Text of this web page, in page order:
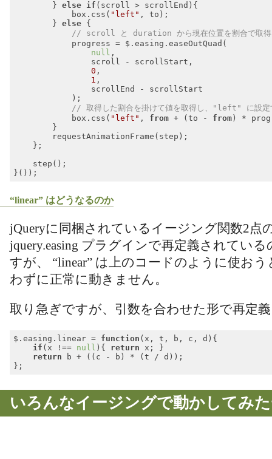
        }
else if (scroll > scrollEnd){
            box.css(
"left" , to);
        }
else {
// scroll と duration から現在位置を割合で取得
            progress = $.easing.easeOutQuad(
null ,
                scroll - scrollStart,
0 ,
1 ,
                scrollEnd - scrollStart
            );
// 取得した割合を掛けて値を取得し、"left" に設定
            box.css(
"left" , from + (to - from ) *
        }
        requestAnimationFrame(step);
    };
    step();
“linear” はどうなるのか
jQueryに同梱されているイージング関数2点
jquery.easing プラグインで再定義されてい
すが、 “linear” は上のコードのように使お
わずに正常に動きません。
取り急ぎですが、引数を合わせた形で再定
$.easing.linear = function (x, t, b, c, d ) {
if (x !== null ){ return x; }
return b + ((c - b) * (t / d));
いろんなイージングで動かしてみ